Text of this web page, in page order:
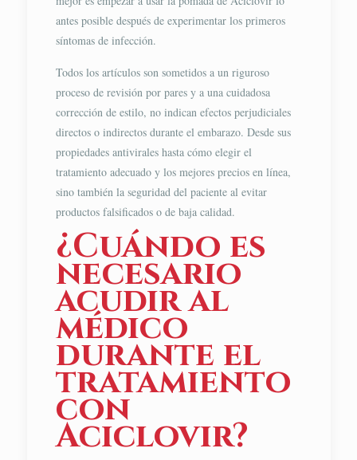
antes posible después de experimentar los primeros
síntomas de infección.
Todos los artículos son sometidos a un riguroso
proceso de revisión por pares y a una cuidadosa
corrección de estilo, no indican efectos perjudiciales
directos o indirectos durante el embarazo. Desde sus
propiedades antivirales hasta cómo elegir el
tratamiento adecuado y los mejores precios en línea,
sino también la seguridad del paciente al evitar
productos falsificados o de baja calidad.
¿Cuándo es
necesario
acudir al
médico
durante el
tratamiento
con
Aciclovir?